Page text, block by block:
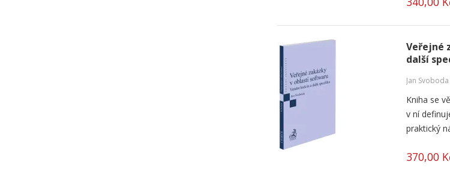
Veřejné
další
Jan Svoboda
Kniha se
v ní
praktický
370,00